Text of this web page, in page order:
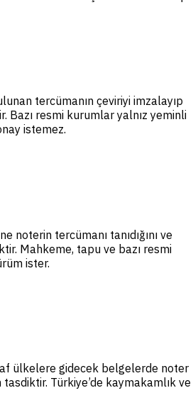
tercümanın çeviriyi imzalayıp
Bazı resmi kurumlar yalnız yeminli
istemez.
noterin tercümanı tanıdığını ve
Mahkeme, tapu ve bazı resmi
ister.
ülkelere gidecek belgelerde noter
tasdiktir. Türkiye’de kaymakamlık ve